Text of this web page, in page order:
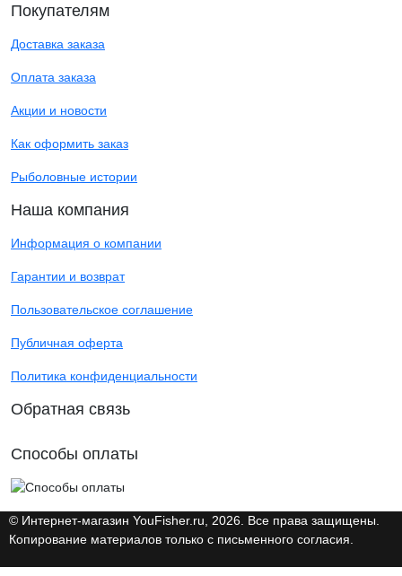
Покупателям
Доставка заказа
Оплата заказа
Акции и новости
Как оформить заказ
Рыболовные истории
Наша компания
Информация о компании
Гарантии и возврат
Пользовательское соглашение
Публичная оферта
Политика конфиденциальности
Обратная связь
Способы оплаты
© Интернет-магазин YouFisher.ru, 2026. Все права защищены.
Копирование материалов только с письменного согласия.